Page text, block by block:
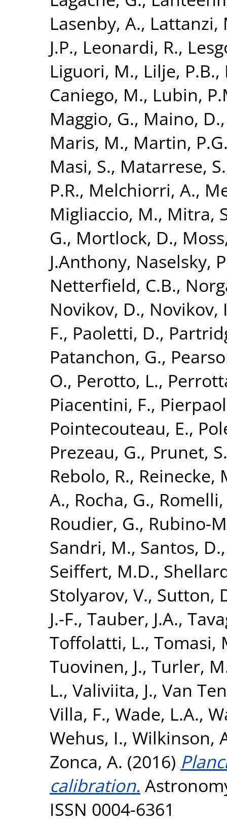
Lasenby, A., Lattanzi,
J.P., Leonardi, R.,
Liguori, M., Lilje, P.B.,
Caniego, M., Lubin,
Maggio, G., Maino, D.
Maris, M., Martin,
Masi, S., Matarrese, S.
P.R., Melchiorri, A.,
Migliaccio, M., Mitra,
G., Mortlock, D.,
J.Anthony, Naselsky,
Netterfield, C.B.,
Novikov, D., Novikov,
F., Paoletti, D.,
Patanchon, G.,
O., Perotto, L.,
Piacentini, F.,
Pointecouteau, E.,
Prezeau, G., Prunet, S.
Rebolo, R., Reinecke,
A., Rocha, G., Romelli,
Roudier, G., Rubino-
Sandri, M., Santos, D.
Seiffert, M.D.,
Stolyarov, V., Sutton,
J.-F., Tauber, J.A.,
Toffolatti, L., Tomasi,
Tuovinen, J., Turler,
L., Valiviita, J., Van
Villa, F., Wade, L.A.,
Wehus, I., Wilkinson,
Zonca, A. (2016)
calibration.
ISSN 0004-6361